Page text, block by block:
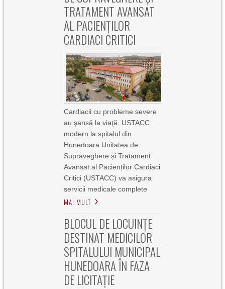
TRATAMENT AVANSAT
AL PACIENȚILOR
CARDIACI CRITICI
Cardiacii cu probleme severe
au şansă la viaţă. USTACC
modern la spitalul din
Hunedoara Unitatea de
Supraveghere și Tratament
Avansat al Pacienților Cardiaci
Critici (USTACC) va asigura
servicii medicale complete
MAI MULT
BLOCUL DE LOCUINȚE
DESTINAT MEDICILOR
SPITALULUI MUNICIPAL
HUNEDOARA ÎN FAZA
DE LICITAȚIE